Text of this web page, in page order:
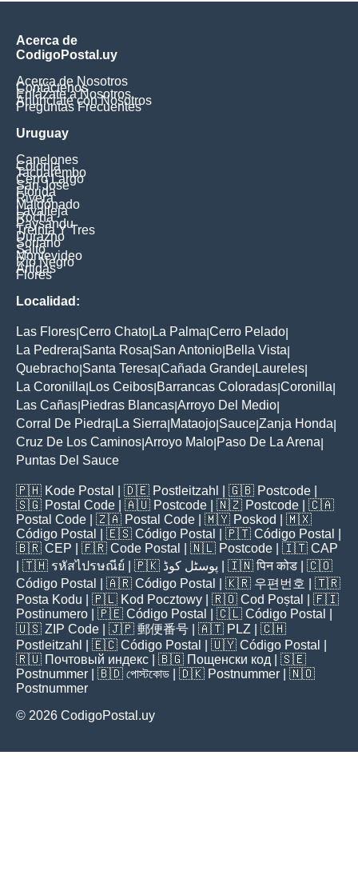
Acerca de
CodigoPostal.uy
Acerca de Nosotros
Contáctenos
Enlázate a Nosotros
Anúnciate con Nosotros
Preguntas Frecuentes
Uruguay
Canelones
Colonia
Tacuarembo
Cerro Largo
San Jose
Florida
Rivera
Maldonado
Lavalleja
Rocha
Paysandu
Treinta Y Tres
Durazno
Soriano
Salto
Montevideo
Rio Negro
Artigas
Flores
Localidad:
Las Flores Cerro Chato La Palma Cerro Pelado
La Pedrera Santa Rosa San Antonio Bella Vista
Quebracho Santa Teresa Cañada Grande Laureles
La Coronilla Los Ceibos Barrancas Coloradas Coronilla
Las Cañas Piedras Blancas Arroyo Del Medio
Corral De Piedra La Sierra Mataojo Sauce Zanja Honda
Cruz De Los Caminos Arroyo Malo Paso De La Arena
Puntas Del Sauce
🇵🇭 Kode Postal | 🇩🇪 Postleitzahl | 🇬🇧 Postcode
🇸🇬 Postal Code | 🇦🇺 Postcode | 🇳🇿 Postcode | 🇨🇦
Postal Code | 🇿🇦 Postal Code | 🇲🇾 Poskod
| 🇲🇽
Código Postal
| 🇪🇸 Código Postal | 🇵🇹 Código Postal
🇧🇷 CEP | 🇫🇷 Code Postal | 🇳🇱 Postcode | 🇮🇹 CAP
| 🇹🇭 รหัสไปรษณีย์ | 🇵🇰 پوسٹل کوڈ | 🇮🇳पिन कोड | 🇨🇴
Código Postal
| 🇦🇷 Código Postal | 🇰🇷 우편번호
| 🇹🇷
Posta Kodu | 🇵🇱 Kod Pocztowy | 🇷🇴 Cod Poștal
| 🇫🇮
Postinumero | 🇵🇪 Código Postal | 🇨🇱 Código Postal
🇺🇸 ZIP Code | 🇯🇵 郵便番号 | 🇦🇹 PLZ | 🇨🇭
Postleitzahl
| 🇪🇨 Código Postal | 🇺🇾 Código Postal
🇷🇺 Почтовый индекс | 🇧🇬 Пощенски код | 🇸🇪
Postnummer | 🇧🇩 পোস্টকোড | 🇩🇰 Postnummer | 🇳🇴
Postnummer
© 2026 CodigoPostal.uy